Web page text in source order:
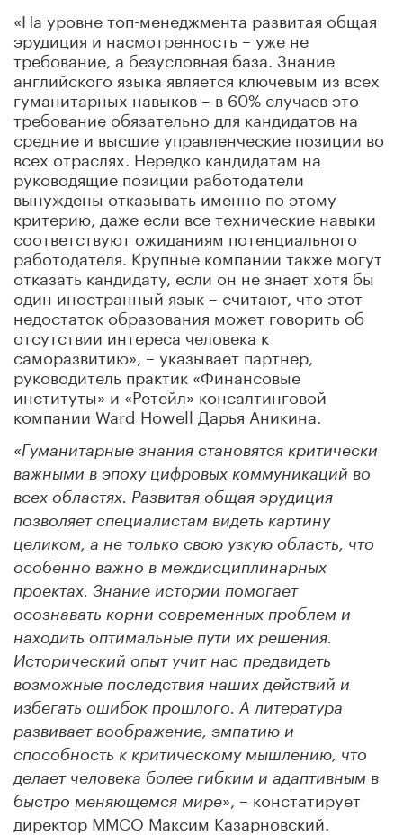
«На уровне топ-менеджмента развитая общая
эрудиция и насмотренность – уже не
требование, а безусловная база. Знание
английского языка является ключевым из всех
гуманитарных навыков – в 60% случаев это
требование обязательно для кандидатов на
средние и высшие управленческие позиции во
всех отраслях. Нередко кандидатам на
руководящие позиции работодатели
вынуждены отказывать именно по этому
критерию, даже если все технические навыки
соответствуют ожиданиям потенциального
работодателя. Крупные компании также могут
отказать кандидату, если он не знает хотя бы
один иностранный язык – считают, что этот
недостаток образования может говорить об
отсутствии интереса человека к
саморазвитию», – указывает партнер,
руководитель практик «Финансовые
институты» и «Ретейл» консалтинговой
компании Ward Howell Дарья Аникина.
«Гуманитарные знания становятся критически
важными в эпоху цифровых коммуникаций во
всех областях. Развитая общая эрудиция
позволяет специалистам видеть картину
целиком, а не только свою узкую область, что
особенно важно в междисциплинарных
проектах. Знание истории помогает
осознавать корни современных проблем и
находить оптимальные пути их решения.
Исторический опыт учит нас предвидеть
возможные последствия наших действий и
избегать ошибок прошлого. А литература
развивает воображение, эмпатию и
способность к критическому мышлению, что
делает человека более гибким и адаптивным в
быстро меняющемся мире», – констатирует
директор ММСО Максим Казарновский.